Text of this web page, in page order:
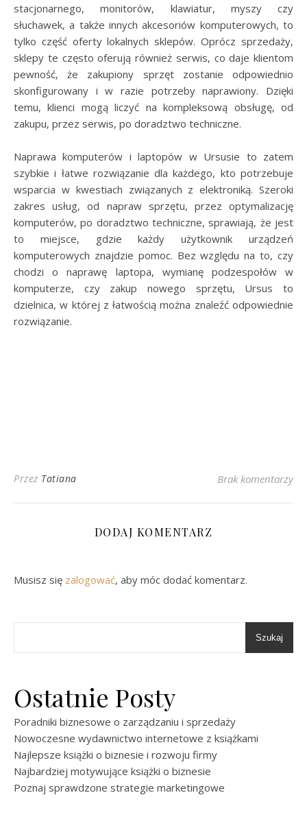
stacjonarnego, monitorów, klawiatur, myszy czy
słuchawek, a także innych akcesoriów komputerowych, to
tylko część oferty lokalnych sklepów. Oprócz sprzedaży,
sklepy te często oferują również serwis, co daje klientom
pewność, że zakupiony sprzęt zostanie odpowiednio
skonfigurowany i w razie potrzeby naprawiony. Dzięki
temu, klienci mogą liczyć na kompleksową obsługę, od
zakupu, przez serwis, po doradztwo techniczne.
Naprawa komputerów i laptopów w Ursusie to zatem
szybkie i łatwe rozwiązanie dla każdego, kto potrzebuje
wsparcia w kwestiach związanych z elektroniką. Szeroki
zakres usług, od napraw sprzętu, przez optymalizację
komputerów, po doradztwo techniczne, sprawiają, że jest
to miejsce, gdzie każdy użytkownik urządzeń
komputerowych znajdzie pomoc. Bez względu na to, czy
chodzi o naprawę laptopa, wymianę podzespołów w
komputerze, czy zakup nowego sprzętu, Ursus to
dzielnica, w której z łatwością można znaleźć odpowiednie
rozwiązanie.
Przez Tatiana Brak komentarzy
DODAJ KOMENTARZ
Musisz się zalogować, aby móc dodać komentarz.
Szukaj
Ostatnie Posty
Poradniki biznesowe o zarządzaniu i sprzedaży
Nowoczesne wydawnictwo internetowe z książkami
Najlepsze książki o biznesie i rozwoju firmy
Najbardziej motywujące książki o biznesie
Poznaj sprawdzone strategie marketingowe